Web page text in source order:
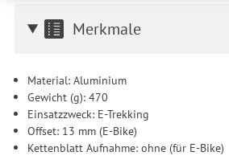
Zwecke der Einbindung von
Durchführung von statistischer Analyse,
Informationen zu den einzelnen
und der Speicherdauer finden Sie unter
Einwilligung ist freiwillig, für die Nutzung
erforderlich und gilt, bis sie widerrufen
Einwilligung unter Einstellungen
Merkmale
Material: Aluminium
Gewicht (g): 470
Einsatzzweck: E-Trekking
Offset: 13 mm (E-Bike)
Kettenblatt Aufnahme: ohne (für E-Bike)